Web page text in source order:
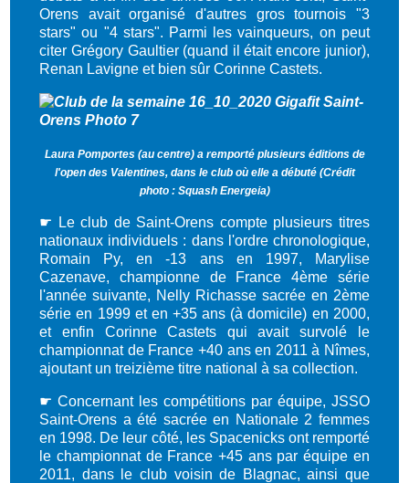
Orens avait organisé d'autres gros tournois "3
stars" ou "4 stars". Parmi les vainqueurs, on peut
citer Grégory Gaultier (quand il était encore junior),
Renan Lavigne et bien sûr Corinne Castets.
Laura Pomportes (au centre) a remporté plusieurs éditions de
l'open des Valentines, dans le club où elle a débuté (Crédit
photo : Squash Energeia)
☛
Le club de Saint-Orens compte plusieurs titres
nationaux individuels : dans l'ordre chronologique,
Romain Py, en -13 ans en 1997, Marylise
Cazenave, championne de France 4ème série
l'année suivante, Nelly Richasse sacrée en 2ème
série en 1999 et en +35 ans (à domicile) en 2000,
et enfin Corinne Castets qui avait survolé le
championnat de France +40 ans en 2011 à Nîmes,
ajoutant un treizième titre national à sa collection.
☛Concernant les compétitions par équipe, JSSO
Saint-Orens a été sacrée en Nationale 2 femmes
en 1998. De leur côté, les Spacenicks ont remporté
le championnat de France +45 ans par équipe en
2011, dans le club voisin de Blagnac, ainsi que